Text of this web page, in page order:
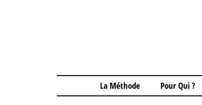
La Méthode Pour Qui ?